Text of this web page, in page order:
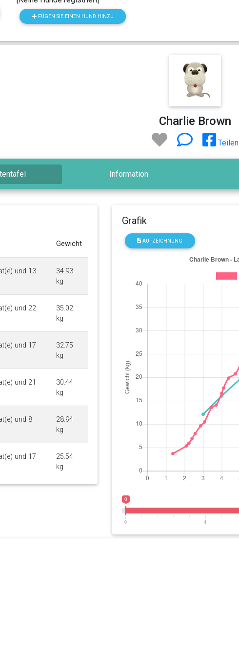
FÜGEN SIE EINEN HUND HINZU
Charlie Brown
Teilen
Information
Gewicht
und 13
34.93
kg
und 22
35.02
kg
und 17
32.75
kg
und 21
30.44
kg
und 8
28.94
kg
und 17
25.54
kg
Grafik
AUFZEICHNUNG
0
0 4